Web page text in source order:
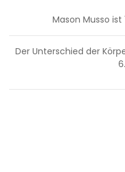
Mason Musso
Der Unterschied der